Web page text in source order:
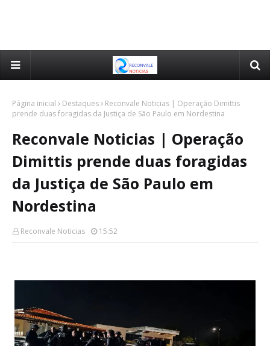
Página inicial Destaques
Reconvale Noticias | Operação Dimittis
prende duas foragidas da Justiça de São Paulo em Nordestina
Reconvale Noticias | Operação
Dimittis prende duas foragidas
da Justiça de São Paulo em
Nordestina
Reconvale Noticias 15:52